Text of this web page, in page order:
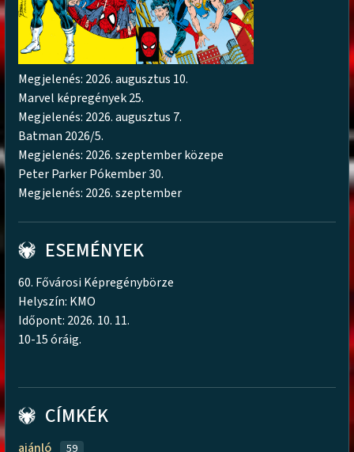
Megjelenés: 2026. augusztus 10.
Marvel képregények 25.
Megjelenés: 2026. augusztus 7.
Batman 2026/5.
Megjelenés: 2026. szeptember közepe
Peter Parker Pókember 30.
Megjelenés: 2026. szeptember
ESEMÉNYEK
60. Fővárosi Képregénybörze
Helyszín: KMO
Időpont: 2026. 10. 11.
10-15 óráig.
CÍMKÉK
ajánló